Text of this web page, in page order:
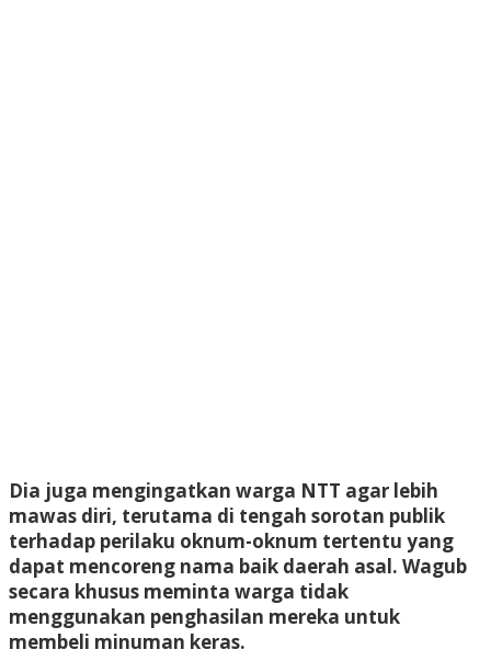
Dia juga mengingatkan warga NTT agar lebih
mawas diri, terutama di tengah sorotan publik
terhadap perilaku oknum-oknum tertentu yang
dapat mencoreng nama baik daerah asal. Wagub
secara khusus meminta warga tidak
menggunakan penghasilan mereka untuk
membeli minuman keras.